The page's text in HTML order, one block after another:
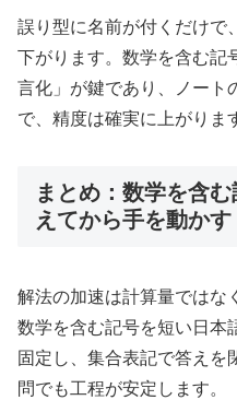
誤り型に名前が付くだけで
下がります。数学を含む記
言化」が鍵であり、ノート
で、精度は確実に上がりま
まとめ：数学を含
えてから手を動かす
解法の加速は計算量ではな
数学を含む記号を短い日本
固定し、集合表記で答えを
問でも工程が安定します。